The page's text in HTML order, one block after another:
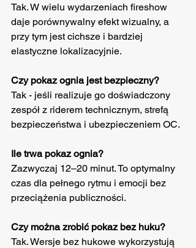
Tak. W wielu wydarzeniach fireshow
daje porównywalny efekt wizualny, a
przy tym jest cichsze i bardziej
elastyczne lokalizacyjnie.
Czy pokaz ognia jest bezpieczny?
Tak - jeśli realizuje go doświadczony
zespół z riderem technicznym, strefą
bezpieczeństwa i ubezpieczeniem OC.
Ile trwa pokaz ognia?
Zazwyczaj 12–20 minut. To optymalny
czas dla pełnego rytmu i emocji bez
przeciążenia publiczności.
Czy można zrobić pokaz bez huku?
Tak. Wersje bez hukowe wykorzystują